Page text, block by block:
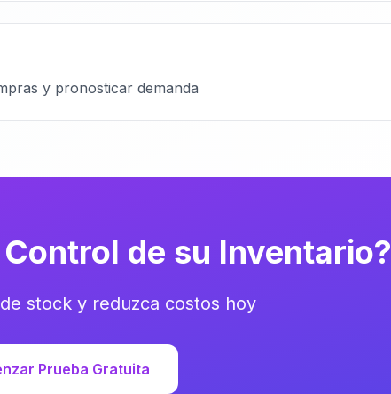
y pronosticar demanda
de su Inventario?
stock y reduzca costos hoy
Prueba Gratuita